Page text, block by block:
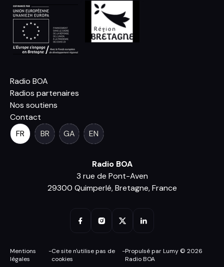
Radio BOA
Radios partenaires
Nos soutiens
Contact
FR
BR GA EN
Radio BOA
3 rue de Pont-Aven
29300 Quimperlé, Bretagne, France
Mentions
légales
-Ce site n'utilise pas de
cookies
-Propulsé par Lumy © 2026
Radio BOA